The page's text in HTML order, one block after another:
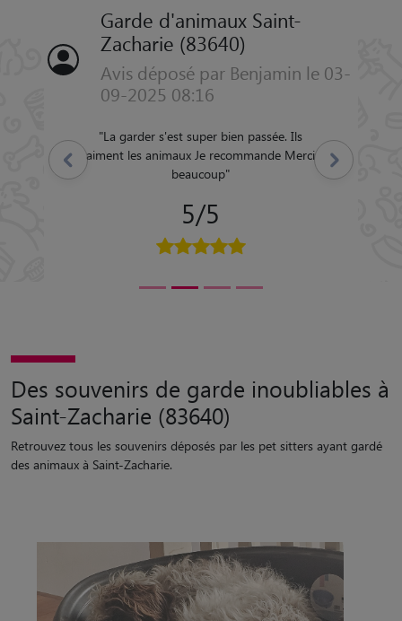
Garde d'animaux Saint-
Zacharie (83640)
Avis déposé par Benjamin le 03-
09-2025 08:16
"La garder s'est super bien passée. Ils
aiment les animaux Je recommande Merci
beaucoup"
5/5
Précédent Suivant
Des souvenirs de garde inoubliables à
Saint-Zacharie (83640)
Retrouvez tous les souvenirs déposés par les pet sitters ayant gardé
des animaux à Saint-Zacharie.